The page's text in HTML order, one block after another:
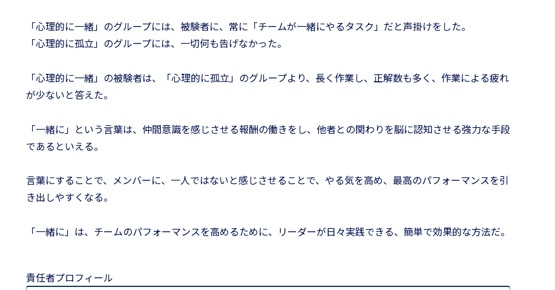
「心理的に一緒」のグループには、被験者に、常に「チームが一緒にやるタスク」だと声掛けをした。
「心理的に孤立」のグループには、一切何も告げなかった。
「心理的に一緒」の被験者は、「心理的に孤立」のグループより、長く作業し、正解数も多く、作業による疲れ
が少ないと答えた。
「一緒に」という言葉は、仲間意識を感じさせる報酬の働きをし、他者との関わりを脳に認知させる強力な手段
であるといえる。
言葉にすることで、メンバーに、一人ではないと感じさせることで、やる気を高め、最高のパフォーマンスを引
き出しやすくなる。
「一緒に」は、チームのパフォーマンスを高めるために、リーダーが日々実践できる、簡単で効果的な方法だ。
責任者プロフィール
できるリーダーになるため
の「仕事の道具箱」
リーダーのための問題解決
手法［スピードアップ編］